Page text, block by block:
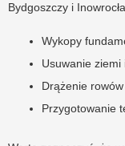
Bydgoszczy i
Wykopy
Usuwanie
Drążenie
Przygotowanie